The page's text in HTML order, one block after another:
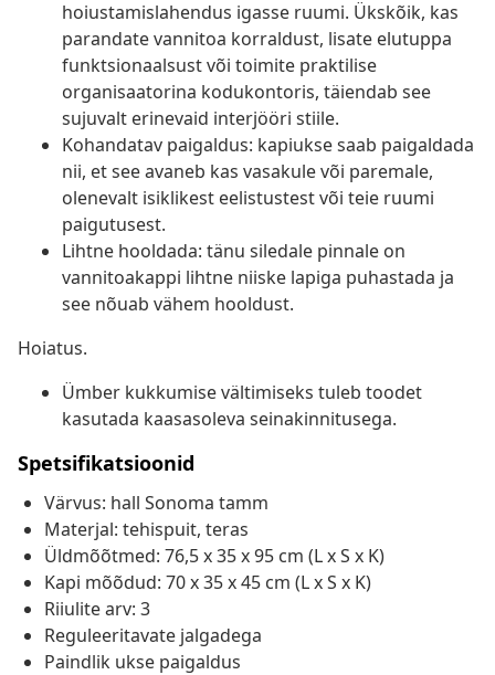
hoiustamislahendus igasse ruumi. Ükskõik, kas
parandate vannitoa korraldust, lisate elutuppa
funktsionaalsust või toimite praktilise
organisaatorina kodukontoris, täiendab see
sujuvalt erinevaid interjööri stiile.
Kohandatav paigaldus: kapiukse saab paigaldada
nii, et see avaneb kas vasakule või paremale,
olenevalt isiklikest eelistustest või teie ruumi
paigutusest.
Lihtne hooldada: tänu siledale pinnale on
vannitoakappi lihtne niiske lapiga puhastada ja
see nõuab vähem hooldust.
Hoiatus.
Ümber kukkumise vältimiseks tuleb toodet
kasutada kaasasoleva seinakinnitusega.
Spetsifikatsioonid
Värvus: hall Sonoma tamm
Materjal: tehispuit, teras
Üldmõõtmed: 76,5 x 35 x 95 cm (L x S x K)
Kapi mõõdud: 70 x 35 x 45 cm (L x S x K)
Riiulite arv: 3
Reguleeritavate jalgadega
Paindlik ukse paigaldus